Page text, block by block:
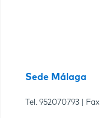
Sede Málaga
Tel. 952070793 | Fax